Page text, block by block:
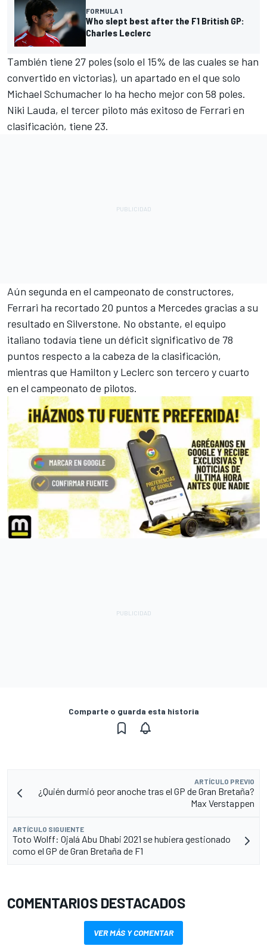
FORMULA 1
Who slept best after the F1 British GP:
Charles Leclerc
También tiene 27 poles (solo el 15% de las cuales se han
convertido en victorias), un apartado en el que solo
Michael Schumacher lo ha hecho mejor con 58 poles.
Niki Lauda, el tercer piloto más exitoso de Ferrari en
clasificación, tiene 23.
Aún segunda en el campeonato de constructores,
Ferrari ha recortado 20 puntos a Mercedes gracias a su
resultado en Silverstone. No obstante, el equipo
italiano todavía tiene un déficit significativo de 78
puntos respecto a la cabeza de la clasificación,
mientras que Hamilton y Leclerc son tercero y cuarto
en el campeonato de pilotos.
Comparte o guarda esta historia
ARTÍCULO PREVIO
¿Quién durmió peor anoche tras el GP de Gran Bretaña?
Max Verstappen
ARTÍCULO SIGUIENTE
Toto Wolff: Ojalá Abu Dhabi 2021 se hubiera gestionado
como el GP de Gran Bretaña de F1
COMENTARIOS DESTACADOS
VER MÁS Y COMENTAR